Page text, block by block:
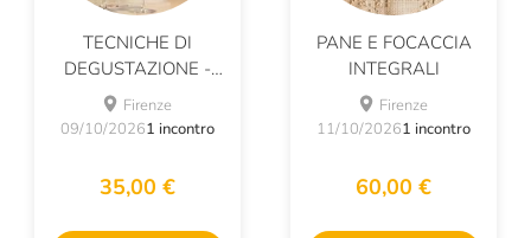
TECNICHE DI
DEGUSTAZIONE -
ABC DEL VINO
Firenze
09/10/20261 incontro
35,00 €
PANE E FOCACCIA
INTEGRALI
Firenze
11/10/20261 incontro
60,00 €